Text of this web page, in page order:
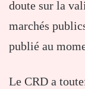
doute sur la
marchés
publié au
Le CRD a